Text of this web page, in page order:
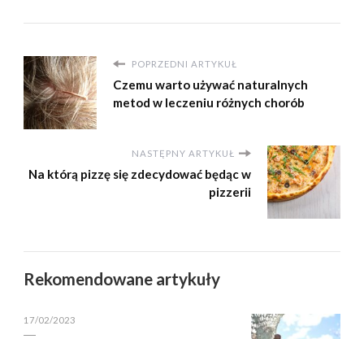
POPRZEDNI ARTYKUŁ
Czemu warto używać naturalnych
metod w leczeniu różnych chorób
NASTĘPNY ARTYKUŁ
Na którą pizzę się zdecydować będąc w
pizzerii
Rekomendowane artykuły
17/02/2023